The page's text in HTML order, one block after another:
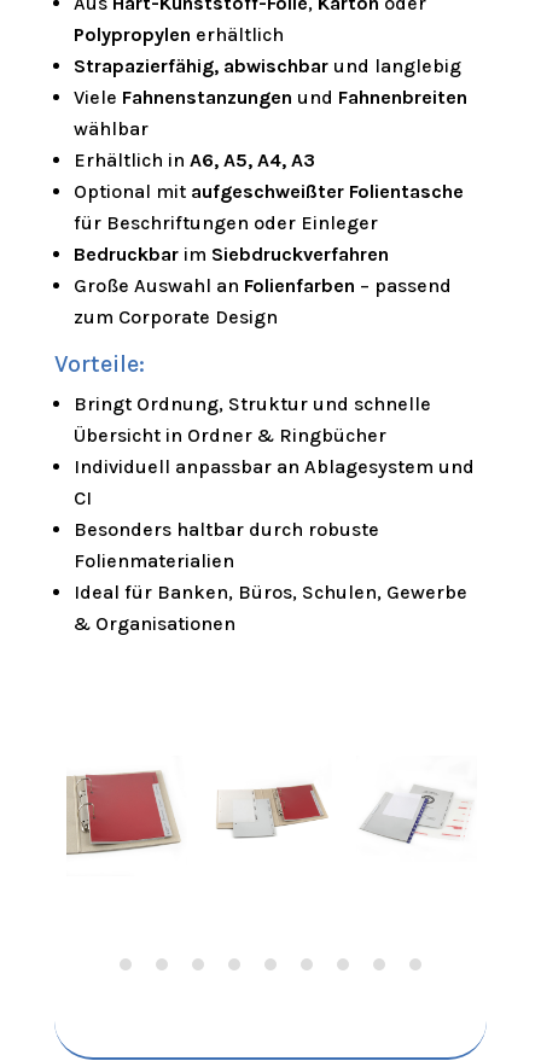
Polypropylen erhältlich
Strapazierfähig, abwischbarund langlebig
Viele Fahnenstanzungen und Fahnenbreiten
wählbar
Erhältlich in A6, A5, A4, A3
Optional mit aufgeschweißter Folientasche
für Beschriftungen oder Einleger
Bedruckbarim Siebdruckverfahren
Große Auswahl an Folienfarben – passend
zum Corporate Design
Vorteile:
Bringt Ordnung, Struktur und schnelle
Übersicht in Ordner & Ringbücher
Individuell anpassbar an Ablagesystem und
CI
Besonders haltbar durch robuste
Folienmaterialien
Ideal für Banken, Büros, Schulen, Gewerbe
& Organisationen